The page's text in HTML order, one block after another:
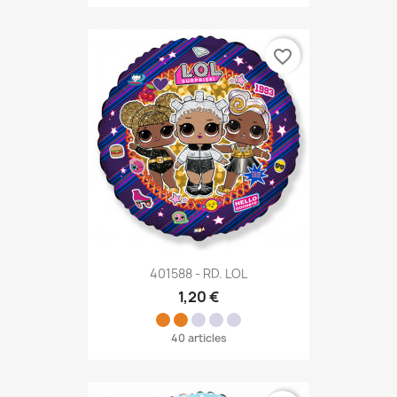
401588 - RD. LOL
1,20 €
40 articles
favorite_border